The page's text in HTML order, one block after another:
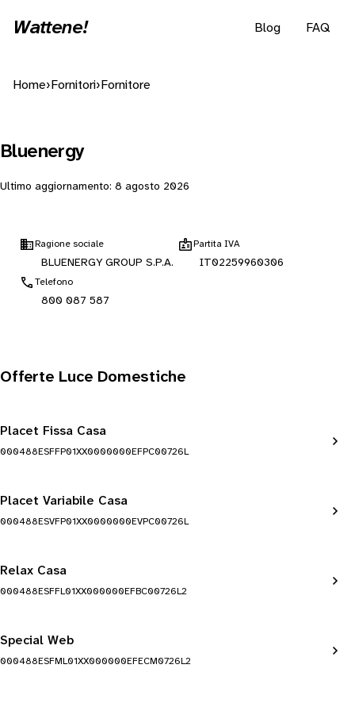
Wattene! Blog FAQ
Home› Fornitori› Fornitore
Bluenergy
Ultimo aggiornamento: 8 agosto 2026
Ragione sociale
BLUENERGY GROUP S.P.A.
Partita IVA
IT02259960306
Telefono
800 087 587
Offerte Luce Domestiche
Placet Fissa Casa
000488ESFFP01XX0000000EFPC00726L
Placet Variabile Casa
000488ESVFP01XX0000000EVPC00726L
Relax Casa
000488ESFFL01XX000000EFBC00726L2
Special Web
000488ESFML01XX000000EFECM0726L2